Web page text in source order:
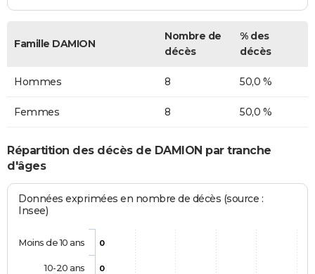
Famille DAMION
Nombre de
décès
% des
décès
Hommes 8 50,0 %
Femmes 8 50,0 %
Répartition des décès de DAMION par tranche
d'âges
Données exprimées en nombre de décès (source :
Insee)
0
0
Moins de 10 ans
10-20 ans